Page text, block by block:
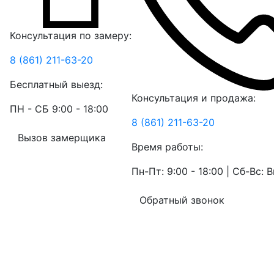
Консультация по замеру:
8 (861) 211-63-20
Бесплатный выезд:
ПН - СБ 9:00 - 18:00
Вызов замерщика
Консультация и продажа:
8 (861) 211-63-20
Время работы:
Пн-Пт: 9:00 - 18:00 | Сб-Вс:
Обратный звонок